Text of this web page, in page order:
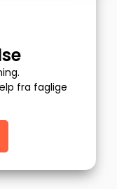
fra faglige